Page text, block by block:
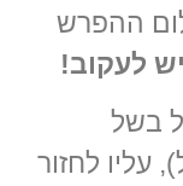
ההפרש
יש לעקוב!
בשל
עליו לחזור